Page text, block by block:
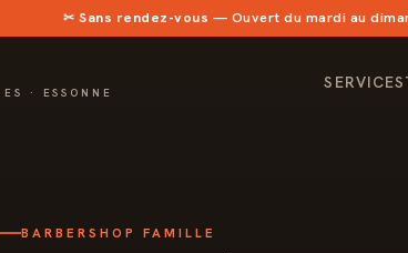
✂︎Sans rendez-vous — Ouvert du mardi au
· ESSONNE
SERVICES
BARBERSHOP FAMILLE